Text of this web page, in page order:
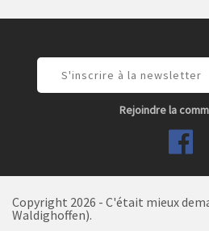
Rejoindre la
Copyright 2026 - C'était mieux
Waldighoffen).